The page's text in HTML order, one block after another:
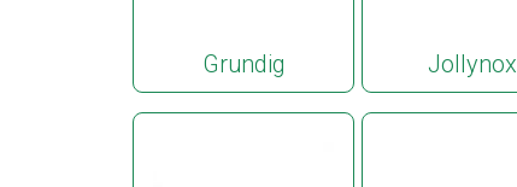
Grundig Jollynox